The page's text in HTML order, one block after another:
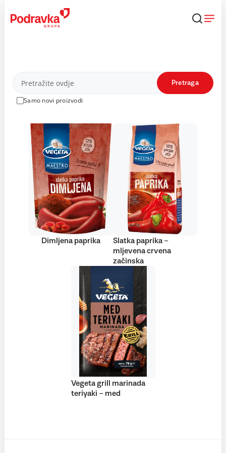
content
Proizvodi
Samo novi proizvodi
Pretraga
Dimljena paprika
Slatka paprika –
mljevena crvena
začinska
Vegeta grill marinada
teriyaki – med